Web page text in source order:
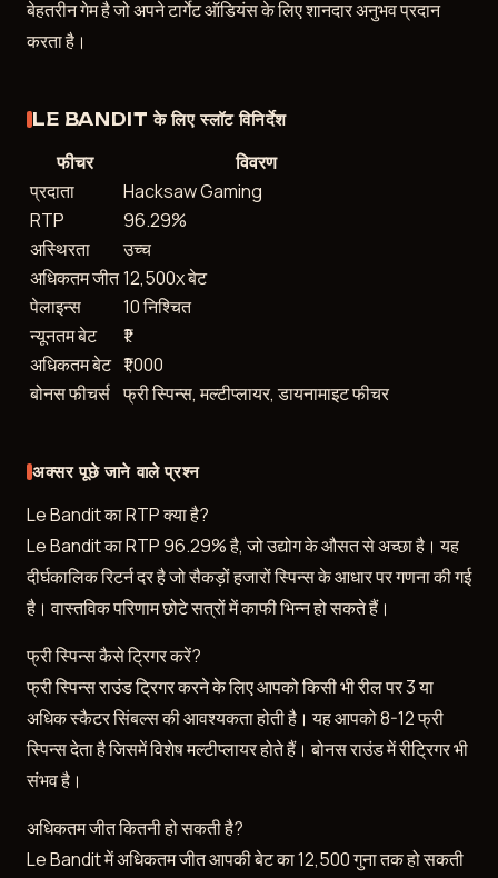
बेहतरीन गेम है जो अपने टार्गेट ऑडियंस के लिए शानदार अनुभव प्रदान
करता है।
LE BANDIT के लिए स्लॉट विनिर्देश
फीचर
विवरण
प्रदाता
Hacksaw Gaming
RTP
96.29%
अस्थिरता
उच्च
अधिकतम जीत12,500x बेट
पेलाइन्स
10 निश्चित
न्यूनतम बेट
₹1
अधिकतम बेट ₹1,000
बोनस फीचर्स फ्री स्पिन्स, मल्टीप्लायर, डायनामाइट फीचर
अक्सर पूछे जाने वाले प्रश्न
Le Bandit का RTP क्या है?
Le Bandit का RTP 96.29% है, जो उद्योग के औसत से अच्छा है। यह
दीर्घकालिक रिटर्न दर है जो सैकड़ों हजारों स्पिन्स के आधार पर गणना की गई
है। वास्तविक परिणाम छोटे सत्रों में काफी भिन्न हो सकते हैं।
फ्री स्पिन्स कैसे ट्रिगर करें?
फ्री स्पिन्स राउंड ट्रिगर करने के लिए आपको किसी भी रील पर 3 या
अधिक स्कैटर सिंबल्स की आवश्यकता होती है। यह आपको 8-12 फ्री
स्पिन्स देता है जिसमें विशेष मल्टीप्लायर होते हैं। बोनस राउंड में रीट्रिगर भी
संभव है।
अधिकतम जीत कितनी हो सकती है?
Le Bandit में अधिकतम जीत आपकी बेट का 12,500 गुना तक हो सकती